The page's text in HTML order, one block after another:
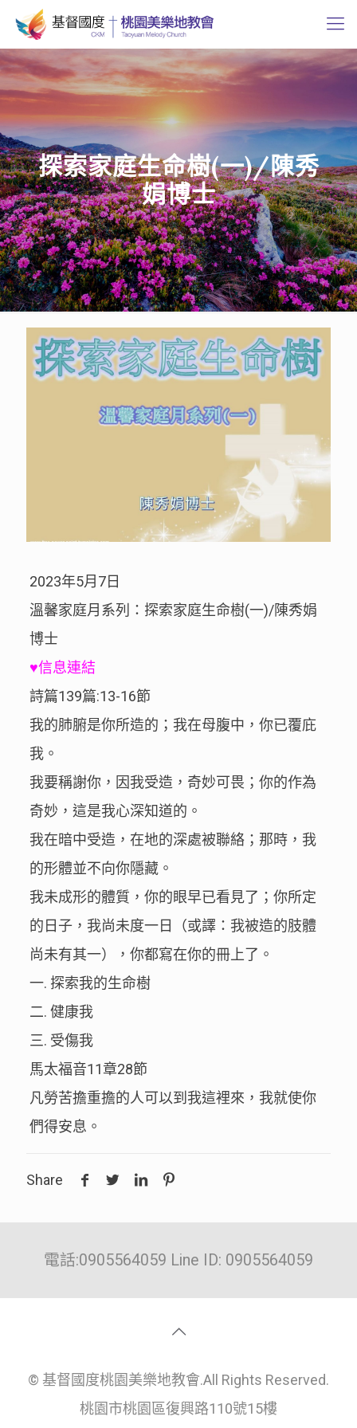
探索家庭生命樹(一)/陳秀
娟博士
2023年5月7日
溫馨家庭月系列：探索家庭生命樹(一)/陳秀娟
博士
♥信息連結
詩篇139篇:13-16節
我的肺腑是你所造的；我在母腹中，你已覆庇
我。
我要稱謝你，因我受造，奇妙可畏；你的作為
奇妙，這是我心深知道的。
我在暗中受造，在地的深處被聯絡；那時，我
的形體並不向你隱藏。
我未成形的體質，你的眼早已看見了；你所定
的日子，我尚未度一日（或譯：我被造的肢體
尚未有其一），你都寫在你的冊上了。
一. 探索我的生命樹
二. 健康我
三. 受傷我
馬太福音11章28節
凡勞苦擔重擔的人可以到我這裡來，我就使你
們得安息。
Share
電話:0905564059 Line ID: 0905564059
© 基督國度桃園美樂地教會.All Rights Reserved.
桃園市桃園區復興路110號15樓